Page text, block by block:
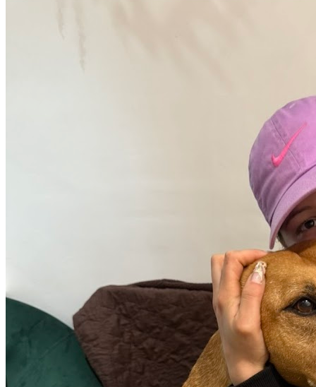
Avignon. Noté 5/5 ⭐⭐⭐⭐⭐ sur Google Maps avec 1 avis.